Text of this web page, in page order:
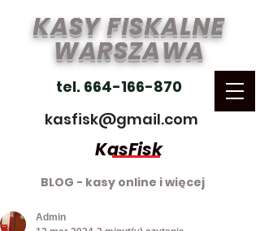
KASY FISKALNE
WARSZAWA
tel. 664-166-870
kasfisk@gmail.com
BLOG - kasy online i więcej
KasFisk
Admin